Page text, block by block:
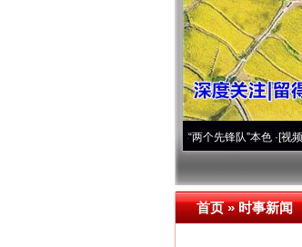
永葆“两个先锋队”本色·[视频]牢记初心
首页»时事新闻